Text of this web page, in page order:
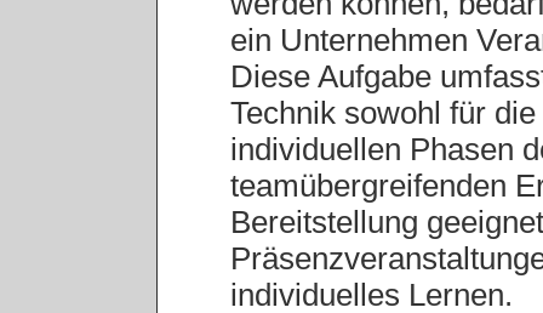
ein Unternehmen
Diese Aufgabe
Technik sowohl für
individuellen Phasen
teamübergreifenden
Bereitstellung
individuelles Lernen.